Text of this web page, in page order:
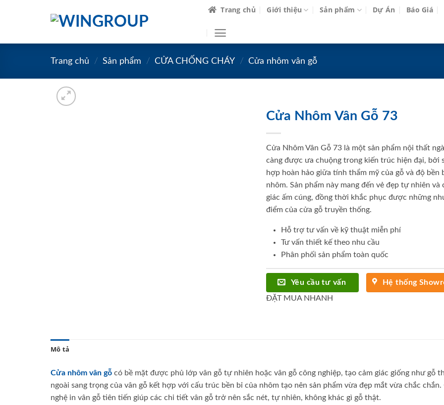
Trang chủ Giới thiệu Sản phẩm Dự Án Báo Giá
Trang chủ / Sản phẩm / CỬA CHỐNG CHÁY / Cửa nhôm vân gỗ
Cửa Nhôm Vân Gỗ 73
Cửa Nhôm Vân Gỗ 73 là một sản phẩm nội thất
càng được ưa chuộng trong kiến trúc hiện đại, bởi
hợp hoàn hảo giữa tính thẩm mỹ của gỗ và độ bền
nhôm. Sản phẩm này mang đến vẻ đẹp tự nhiên và
giác ấm cúng, đồng thời khắc phục được những
điểm của cửa gỗ truyền thống.
Hỗ trợ tư vấn về kỹ thuật miễn phí
Tư vấn thiết kế theo nhu cầu
Phân phối sản phẩm toàn quốc
Yêu cầu tư vấn Hệ thống
ĐẶT MUA NHANH
Mô tả
Cửa nhôm vân gỗ có bề mặt được phủ lớp vân gỗ tự nhiên hoặc vân gỗ công nghiệp, tạo cảm giác giống như gỗ
ngoài sang trọng của vân gỗ kết hợp với cấu trúc bền bỉ của nhôm tạo nên sản phẩm vừa đẹp mắt vừa chắc chắn.
nghệ in vân gỗ tiên tiến giúp các chi tiết vân gỗ trở nên sắc nét, tự nhiên, không khác gì gỗ thật.